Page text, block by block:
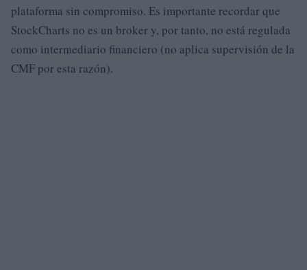
plataforma sin compromiso. Es importante recordar que
StockCharts no es un broker y, por tanto, no está regulada
como intermediario financiero (no aplica supervisión de la
CMF por esta razón).